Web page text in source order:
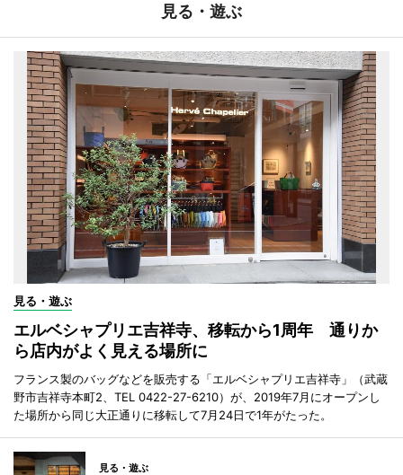
見る・遊ぶ
見る・遊ぶ
エルベシャプリエ吉祥寺、移転から1周年 通りか
ら店内がよく見える場所に
フランス製のバッグなどを販売する「エルベシャプリエ吉祥寺」（武蔵
野市吉祥寺本町2、TEL 0422-27-6210）が、2019年7月にオープンし
た場所から同じ大正通りに移転して7月24日で1年がたった。
見る・遊ぶ